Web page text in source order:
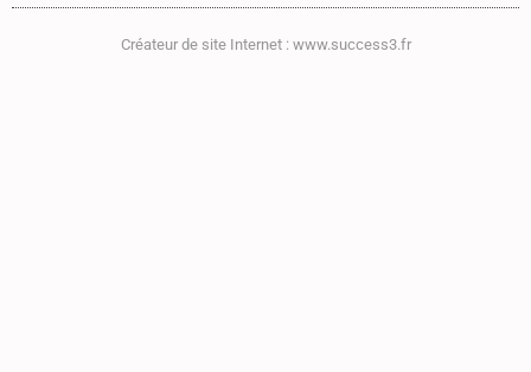
Créateur de site Internet : www.success3.fr